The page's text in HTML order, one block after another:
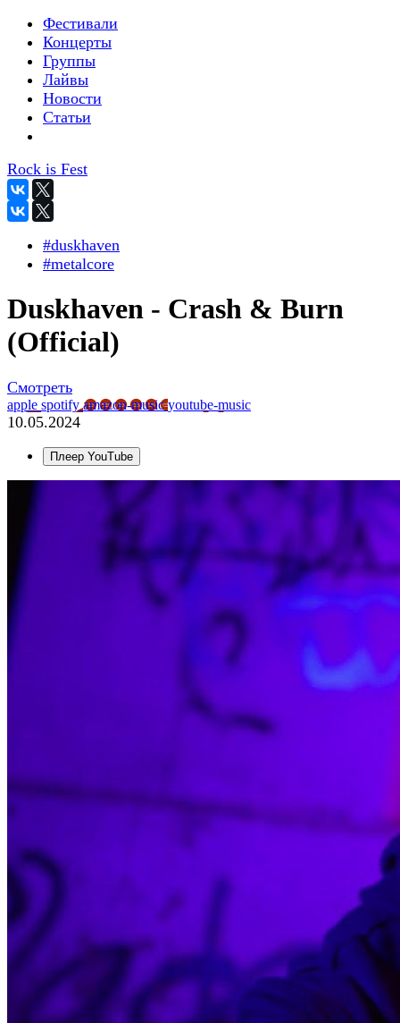
Фестивали
Концерты
Группы
Лайвы
Новости
Статьи
Rock is Fest
#duskhaven
#metalcore
Duskhaven - Crash & Burn
(Official)
Смотреть
apple spotifyamazon-musicyoutube-music
10.05.2024
Плеер YouTube